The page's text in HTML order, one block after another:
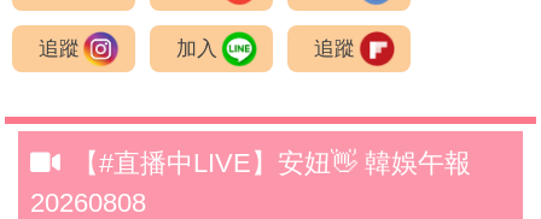
追蹤 加入 追蹤
【#直播中LIVE】安妞👋 韓娛午報
20260808